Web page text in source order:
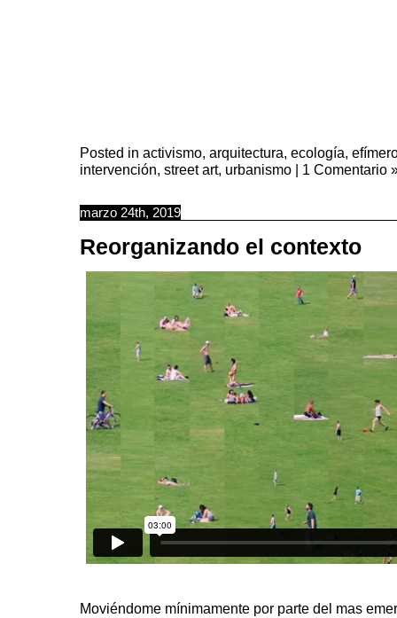
Posted in activismo, arquitectura, ecología,
intervención, street art, urbanismo | 1 Comentario
marzo 24th, 2019
Reorganizando el contexto
Moviéndome mínimamente por parte del mas